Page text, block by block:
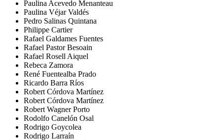
Paulina Acevedo Menanteau
Paulina Véjar Valdés
Pedro Salinas Quintana
Philippe Cartier
Rafael Galdames Fuentes
Rafael Pastor Besoain
Rafael Rosell Aiquel
Rebeca Zamora
René Fuentealba Prado
Ricardo Barra Ríos
Robert Córdova Martínez
Robert Córdova Martínez
Robert Wagner Porto
Rodolfo Canelón Osal
Rodrigo Goycolea
Rodrigo Larraín